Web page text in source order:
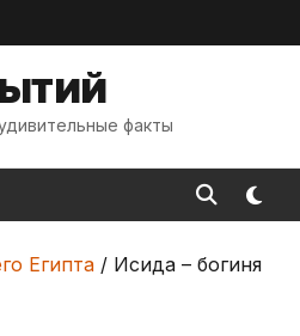
факты
Египта / Исида – богиня